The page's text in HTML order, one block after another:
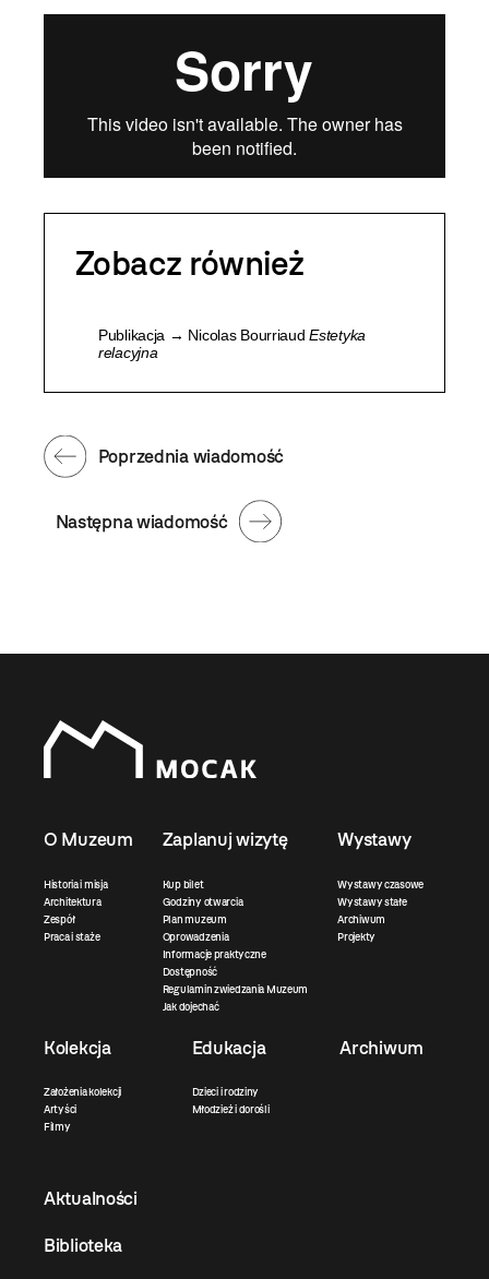
Zobacz również
Publikacja → Nicolas BourriaudEstetyka
relacyjna
Następna wiadomość
Poprzednia wiadomość
O Muzeum
Historia i misja
Architektura
Zespół
Praca i staże
Zaplanuj wizytę
Kup bilet
Godziny otwarcia
Plan muzeum
Oprowadzenia
Informacje praktyczne
Dostępność
Regulamin zwiedzania Muzeum
Jak dojechać
Wystawy
Wystawy czasowe
Wystawy stałe
Archiwum
Projekty
Kolekcja
Założenia kolekcji
Artyści
Filmy
Edukacja
Dzieci i rodziny
Młodzież i dorośli
Archiwum
Aktualności
Biblioteka